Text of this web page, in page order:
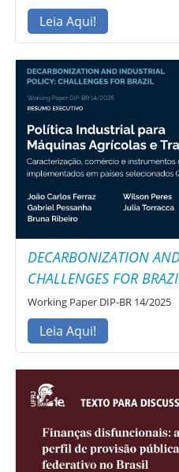
Leia Aqui!
DECARBONIZATION
CHALLENGES FOR
Working Paper DIP-BR 14/2025
Leia Aqui!